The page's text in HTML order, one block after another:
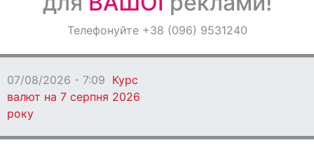
ОголошенняТелефонуйте +38 (096) 9531240
07/08/2026 - 7:09 Курс
валют на 7 серпня 2026
року